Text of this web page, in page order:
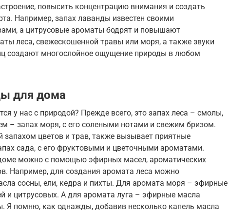
повысить концентрацию внимания и создать
Например, запах лаванды известен своими
а цитрусовые ароматы бодрят и повышают
леса, свежескошенной травы или моря, а также звуки
создают многослойное ощущение природы в любом
для дома
у нас с природой? Прежде всего, это запах леса – смолы,
– запах моря, с его солеными нотами и свежим бризом.
запахом цветов и трав, также вызывает приятные
сада, с его фруктовыми и цветочными ароматами.
можно с помощью эфирных масел, ароматических
Например, для создания аромата леса можно
сосны, ели, кедра и пихты. Для аромата моря – эфирные
и цитрусовых. А для аромата луга – эфирные масла
Я помню, как однажды, добавив несколько капель масла